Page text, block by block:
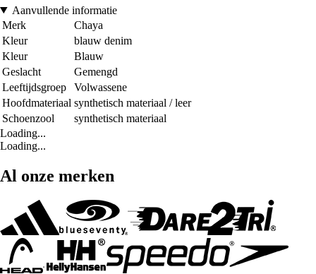
Aanvullende informatie
Merk
Chaya
Kleur
blauw denim
Kleur
Blauw
Geslacht
Gemengd
Leeftijdsgroep
Volwassene
Hoofdmateriaal synthetisch materiaal / leer
Schoenzool
synthetisch materiaal
Loading...
Loading...
Al onze merken